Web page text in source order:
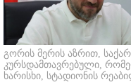
გორის მერის აზრით,
კურსდამთავრებული,
ხარისხი, სტადიონის